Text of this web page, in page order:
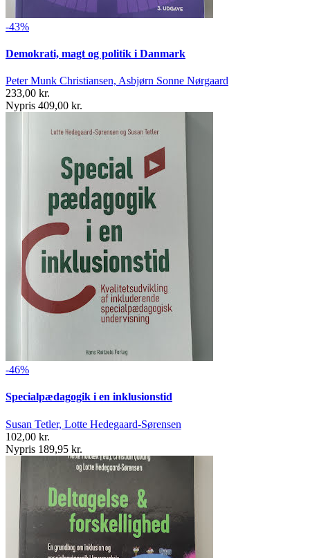
-43%
Demokrati, magt og politik i Danmark
Peter Munk Christiansen, Asbjørn Sonne Nørgaard
233,00 kr.
Nypris 409,00 kr.
-46%
Specialpædagogik i en inklusionstid
Susan Tetler, Lotte Hedegaard-Sørensen
102,00 kr.
Nypris 189,95 kr.